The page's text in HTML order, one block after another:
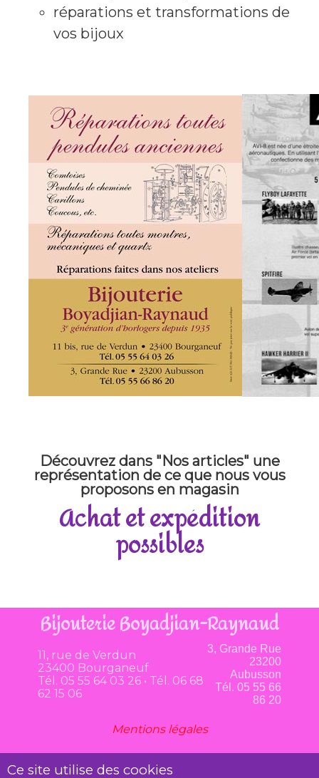
réparations et transformations de
vos bijoux
Découvrez dans "Nos articles" une
représentation de ce que nous vous
proposons en magasin
Achat et expédition
possibles
Bijouterie Boyadjian-Raynaud
11, rue de Verdun
23400 Bourganeuf
Tél. 05 55 64 03 26 • Tél. 06 68
62 15 06
3, Grande Rue
23200
Aubusson
Tél. 05 55 66
86 20
Mentions légales
Ce site utilise des cookies